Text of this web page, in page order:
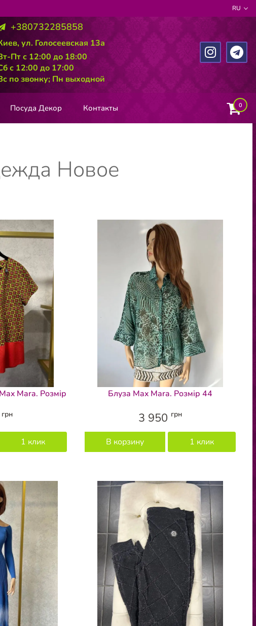
RU
+380732285858
ул. Голосеевская 13а
Пт с 12:00 до 18:00
с 12:00 до 17:00
по звонку; Пн выходной
Посуда Декор Контакты 0
Новое
Mara. Розмір
грн
1 клик
Блуза Max Mara. Розмір 44
3 950 грн
В корзину 1 клик